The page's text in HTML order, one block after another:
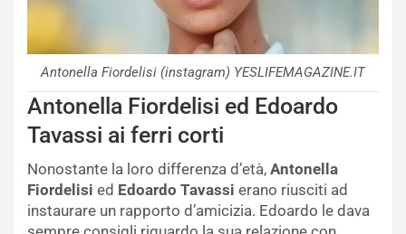
Antonella Fiordelisi (instagram) YESLIFEMAGAZINE.IT
Antonella Fiordelisi ed Edoardo
Tavassi ai ferri corti
Nonostante la loro differenza d’età, Antonella
Fiordelisi ed Edoardo Tavassi erano riusciti ad
instaurare un rapporto d’amicizia. Edoardo le dava